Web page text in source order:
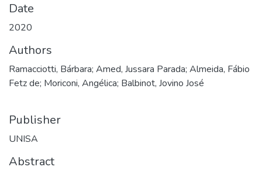
Date
2020
Authors
Ramacciotti, Bárbara; Amed, Jussara Parada; Almeida, Fábio
Fetz de; Moriconi, Angélica; Balbinot, Jovino José
Publisher
UNISA
Abstract